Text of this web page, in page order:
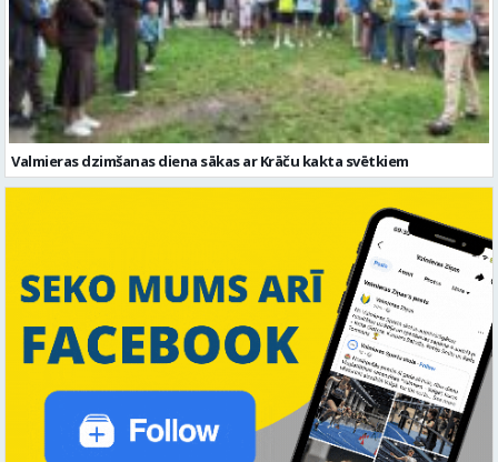
Valmieras dzimšanas diena sākas ar Krāču kakta svētkiem